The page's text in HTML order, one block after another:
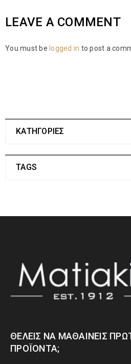
LEAVE A COMMENT
You must be logged in to post a
ΚΑΤΗΓΟΡΙΕΣ
TAGS
ΘΈΛΕΙΣ ΝΑ ΜΑΘΑΊΝΕΙΣ
ΠΡΟΪΌΝΤΑ;